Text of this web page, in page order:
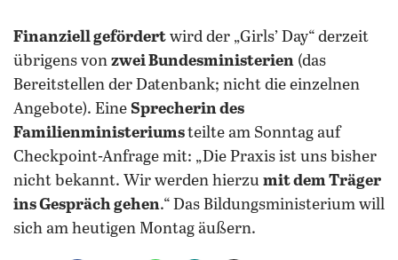
Finanziell gefördert wird der „Girls’ Day“ derzeit
übrigens von zwei Bundesministerien (das
Bereitstellen der Datenbank; nicht die einzelnen
Angebote). Eine Sprecherin des
Familienministeriumsteilte am Sonntag auf
Checkpoint-Anfrage mit: „Die Praxis ist uns bisher
nicht bekannt. Wir werden hierzu mit dem Träger
ins Gespräch gehen.“ Das Bildungsministerium will
sich am heutigen Montag äußern.